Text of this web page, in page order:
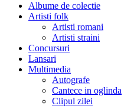
Albume de colectie
Artisti folk
Artisti romani
Artisti straini
Concursuri
Lansari
Multimedia
Autografe
Cantece in oglinda
Clipul zilei